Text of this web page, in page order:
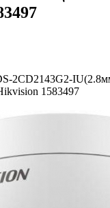
2CD2143G2-
1583497